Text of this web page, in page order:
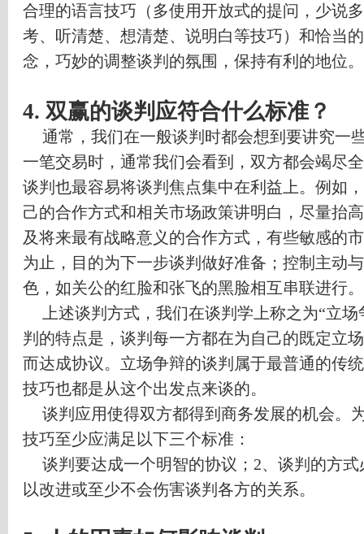
合理的语言技巧（多使用开放式的提问，少说
考、听清楚、想清楚、说明白等技巧）和恰当
念，巧妙的调整谈判的氛围，保持有利的地位。
4. 双赢的谈判应符合什么标准？
通常，我们在一般谈判时都会想到要讲究一
一笔交易时，通常我们会看到，双方都会竭尽
谈判也最容易将谈判焦点集中在利益上。例如
己的合作方式和相关市场政策讲明白，尽量抬
及将来最有战略意义的合作方式，有些敏感的
为止，目的为下一步谈判做好准备；控制主动
色，如关公的红脸和张飞的黑脸相互串联进行。
上述谈判方式，我们在谈判学上称之为“立场
判的特点是，谈判每一方都在为自己的既定立
而达成协议。立场争辩的谈判属于最普通的传
技巧也都是从这个出发点来谈的。
谈判应用使得双方都得到商务发展的机会。
技巧至少应满足以下三个标准：
谈判要达成一个明智的协议； 2、谈判的方
以改进或至少不会伤害谈判各方的关系。